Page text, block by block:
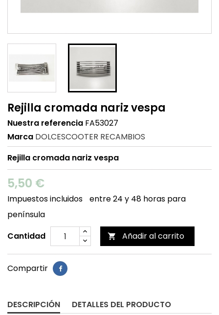
Rejilla cromada nariz vespa
Nuestra referencia FA53027
Marca DOLCESCOOTER RECAMBIOS
Rejilla cromada nariz vespa
5,50 €
Impuestos incluidos
entre 24 y 48 horas para
península
Cantidad
 Añadir al carrito
Compartir
DESCRIPCIÓN DETALLES DEL PRODUCTO